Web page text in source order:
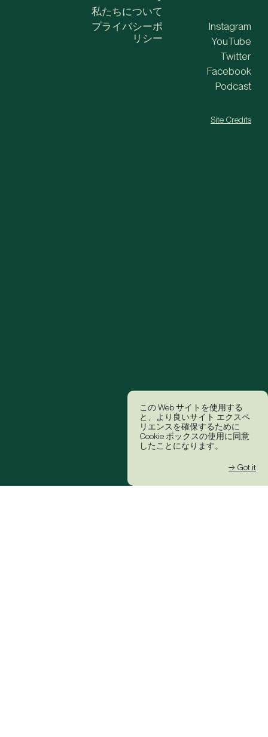
この Web サイトを使用する
と、より良いサイト エクスペ
リエンスを確保するために
Cookie ボックスの使用に同意
したことになります。
→ Got it
私たちについて
プライバシーポ
リシー
Instagram
YouTube
Twitter
Facebook
Podcast
Site Credits